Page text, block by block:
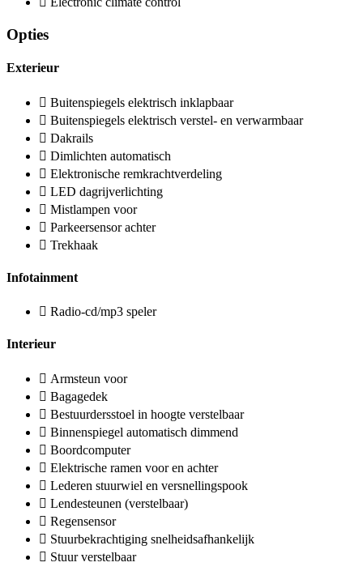
Opties
Exterieur
Buitenspiegels elektrisch inklapbaar
Buitenspiegels elektrisch verstel- en verwarmbaar
Dakrails
Dimlichten automatisch
Elektronische remkrachtverdeling
LED dagrijverlichting
Mistlampen voor
Parkeersensor achter
Trekhaak
Infotainment
Radio-cd/mp3 speler
Interieur
Armsteun voor
Bagagedek
Bestuurdersstoel in hoogte verstelbaar
Binnenspiegel automatisch dimmend
Boordcomputer
Elektrische ramen voor en achter
Lederen stuurwiel en versnellingspook
Lendesteunen (verstelbaar)
Regensensor
Stuurbekrachtiging snelheidsafhankelijk
Stuur verstelbaar